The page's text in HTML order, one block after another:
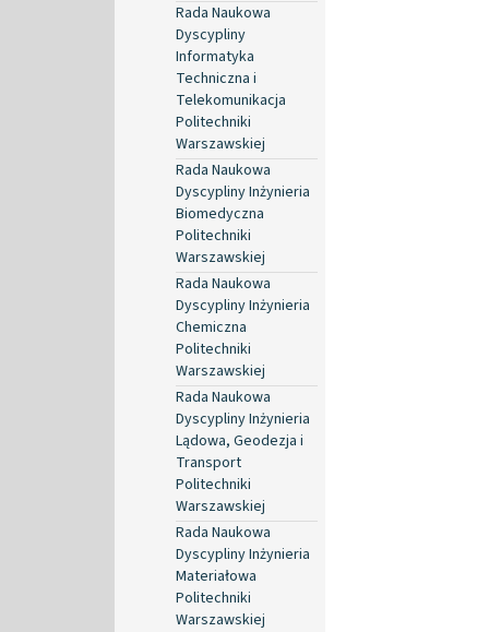
Rada Naukowa
Dyscypliny
Informatyka
Techniczna i
Telekomunikacja
Politechniki
Warszawskiej
Rada Naukowa
Dyscypliny Inżynieria
Biomedyczna
Politechniki
Warszawskiej
Rada Naukowa
Dyscypliny Inżynieria
Chemiczna
Politechniki
Warszawskiej
Rada Naukowa
Dyscypliny Inżynieria
Lądowa, Geodezja i
Transport
Politechniki
Warszawskiej
Rada Naukowa
Dyscypliny Inżynieria
Materiałowa
Politechniki
Warszawskiej